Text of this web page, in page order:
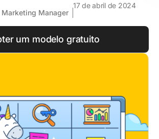
Marketing Manager
17 de abril de 2024
um modelo gratuito